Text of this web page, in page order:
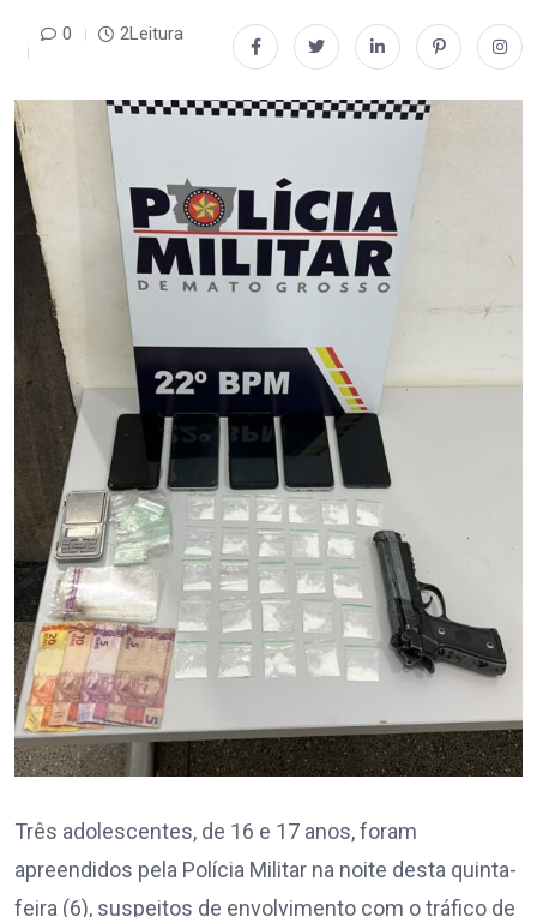
0 2Leitura
Três adolescentes, de 16 e 17 anos, foram
apreendidos pela Polícia Militar na noite desta quinta-
feira (6), suspeitos de envolvimento com o tráfico de